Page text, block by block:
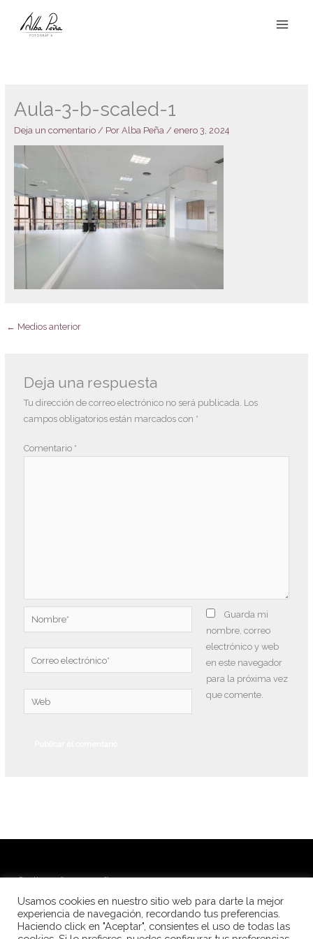
contenido
Aula-3-b-scaled-1
Deja un comentario / Por Alba Peña / enero 3, 2024
← Medios anterior
Deja una respuesta
Tu dirección de correo electrónico no será publicada. Los
campos obligatorios están marcados con *
Comentario *
Nombre*
Correo
electrónico*
Web
Guarda mi
nombre, correo
electrónico y web
en este navegador
para la próxima vez
que comente.
© Alba Peña Fotografía 2026
Fotografía de festivales de danza
Fotografía para escuelas de danza
Usamos cookies en nuestro sitio web para darte la mejor
experiencia de navegación, recordando tus preferencias.
Haciendo click en "Aceptar", consientes el uso de todas las